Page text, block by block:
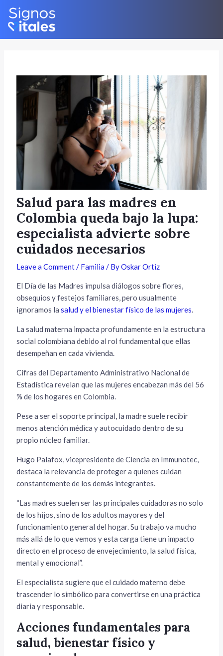
Skip
content
Salud para las madres en
Colombia queda bajo la lupa:
especialista advierte sobre
cuidados necesarios
Leave a Comment/ Familia / ByOskar Ortiz
El Día de las Madres impulsa diálogos sobre flores,
obsequios y festejos familiares, pero usualmente
ignoramos lasalud y el bienestar físico de las mujeres.
La salud materna impacta profundamente en la estructura
social colombiana debido al rol fundamental que ellas
desempeñan en cada vivienda.
Cifras del Departamento Administrativo Nacional de
Estadística revelan que las mujeres encabezan más del 56
% de los hogares en Colombia.
Pese a ser el soporte principal, la madre suele recibir
menos atención médica y autocuidado dentro de su
propio núcleo familiar.
Hugo Palafox, vicepresidente de Ciencia en Immunotec,
destaca la relevancia de proteger a quienes cuidan
constantemente de los demás integrantes.
“Las madres suelen ser las principales cuidadoras no solo
de los hijos, sino de los adultos mayores y del
funcionamiento general del hogar. Su trabajo va mucho
más allá de lo que vemos y esta carga tiene un impacto
directo en el proceso de envejecimiento, la salud física,
mental y emocional”.
El especialista sugiere que el cuidado materno debe
trascender lo simbólico para convertirse en una práctica
diaria y responsable.
Acciones fundamentales para
salud, bienestar físico y
Post
navigation